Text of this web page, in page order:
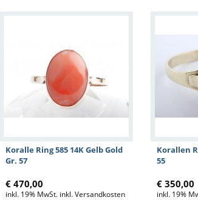
Koralle Ring 585 14K Gelb Gold
Gr. 57
€ 470,00
inkl. 19% MwSt. inkl. Versandkosten
Korallen
55
€ 350,00
inkl. 19%